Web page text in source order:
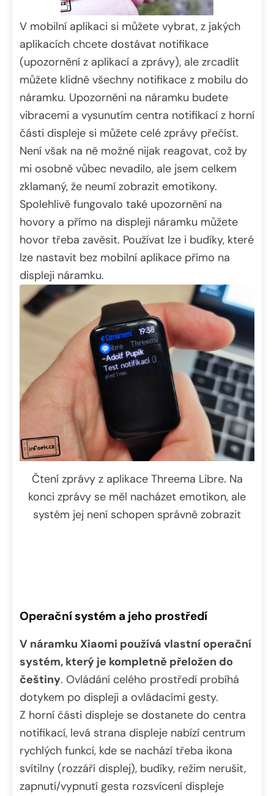
V mobilní aplikaci si můžete vybrat, z jakých
aplikacích chcete dostávat notifikace
(upozornění z aplikací a zprávy), ale zrcadlit
můžete klidně všechny notifikace z mobilu do
náramku. Upozorněni na náramku budete
vibracemi a vysunutím centra notifikací z horní
části displeje si můžete celé zprávy přečíst.
Není však na ně možné nijak reagovat, což by
mi osobně vůbec nevadilo, ale jsem celkem
zklamaný, že neumí zobrazit emotikony.
Spolehlivě fungovalo také upozornění na
hovory a přímo na displeji náramku můžete
hovor třeba zavěsit. Používat lze i budíky, které
lze nastavit bez mobilní aplikace přímo na
displeji náramku.
Čtení zprávy z aplikace Threema Libre. Na
konci zprávy se měl nacházet emotikon, ale
systém jej není schopen správně zobrazit
Operační systém a jeho prostředí
V náramku Xiaomi používá vlastní operační
systém, který je kompletně přeložen do
češtiny. Ovládání celého prostředí probíhá
dotykem po displeji a ovládacími gesty.
Z horní části displeje se dostanete do centra
notifikací, levá strana displeje nabízí centrum
rychlých funkcí, kde se nachází třeba ikona
svítilny (rozzáří displej), budíky, režim nerušit,
zapnutí/vypnutí gesta rozsvícení displeje